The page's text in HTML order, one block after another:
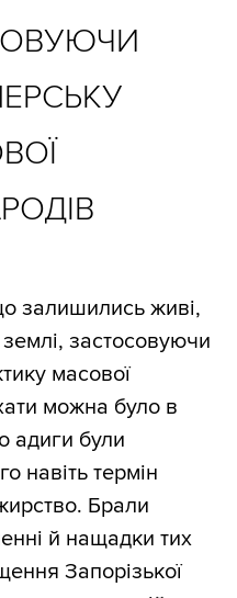
залишились живі,
застосовуючи
масової
можна було в
адиги були
навіть термін
Брали
й нащадки тих
Запорізької